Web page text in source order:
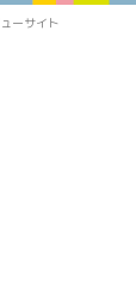
ーサイト